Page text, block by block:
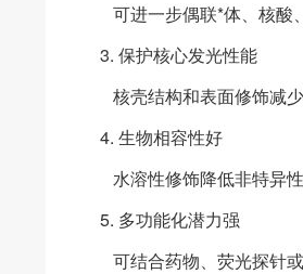
可进一步偶联*体、核酸
3. 保护核心发光性能
核壳结构和表面修饰减
4. 生物相容性好
水溶性修饰降低非特异
5. 多功能化潜力强
可结合药物、荧光探针